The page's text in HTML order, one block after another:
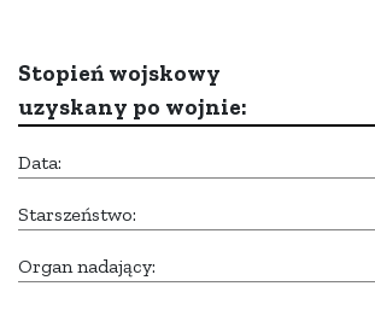
Stopień wojskowy
uzyskany po wojnie:
Data:
Starszeństwo:
Organ nadający: